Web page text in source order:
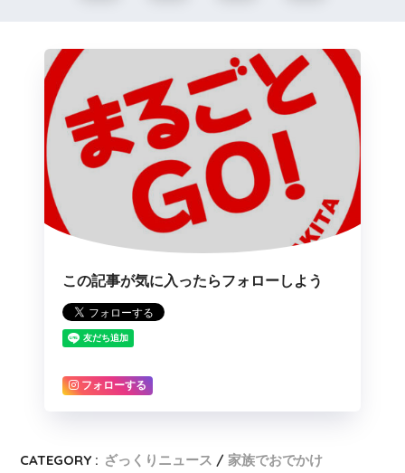
この記事が気に入ったらフォローしよう
フォローする
CATEGORY : ざっくりニュース 家族でおでかけ